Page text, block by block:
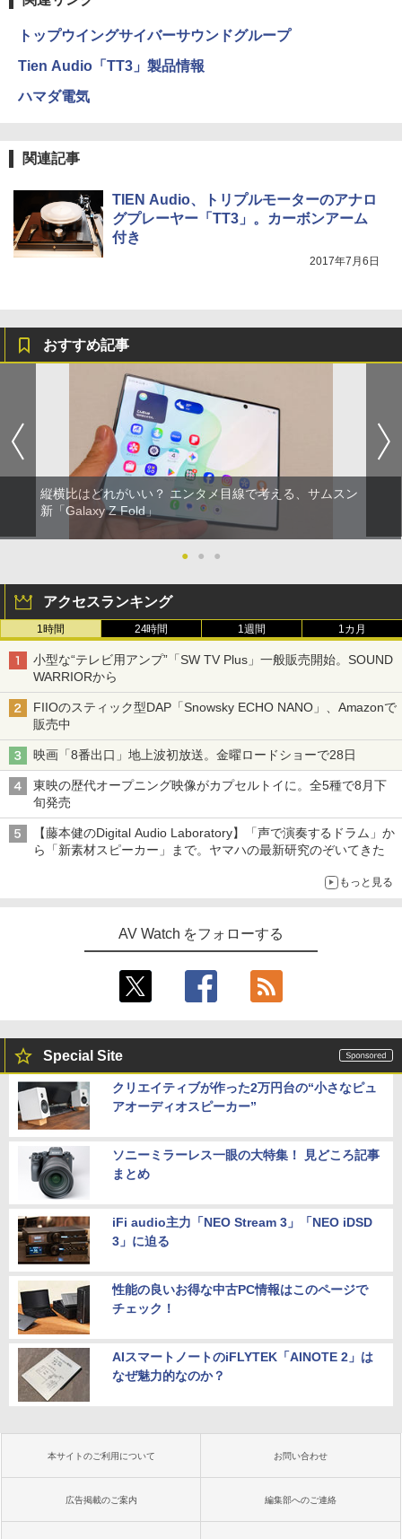
トップウイングサイバーサウンドグループ
Tien Audio「TT3」製品情報
ハマダ電気
関連記事
TIEN Audio、トリプルモーターのアナロ
グプレーヤー「TT3」。カーボンアーム
付き
2017年7月6日
おすすめ記事
縦横比はどれがいい？ エンタメ目線で考える、サムスン
新「Galaxy Z Fold」
● ● ●
アクセスランキング
1時間 24時間 1週間 1カ月
小型な“テレビ用アンプ”「SW TV Plus」一般販売開始。SOUND
WARRIORから
FIIOのスティック型DAP「Snowsky ECHO NANO」、Amazonで
販売中
映画「8番出口」地上波初放送。金曜ロードショーで28日
東映の歴代オープニング映像がカプセルトイに。全5種で8月下
旬発売
【藤本健のDigital Audio Laboratory】「声で演奏するドラム」か
ら「新素材スピーカー」まで。ヤマハの最新研究のぞいてきた
もっと見る
AV Watch をフォローする
Special Site
クリエイティブが作った2万円台の“小さなピュ
アオーディオスピーカー”
ソニーミラーレス一眼の大特集！ 見どころ記事
まとめ
iFi audio主力「NEO Stream 3」「NEO iDSD
3」に迫る
性能の良いお得な中古PC情報はこのページで
チェック！
AIスマートノートのiFLYTEK「AINOTE 2」は
なぜ魅力的なのか？
本サイトのご利用について お問い合わせ
広告掲載のご案内 編集部へのご連絡